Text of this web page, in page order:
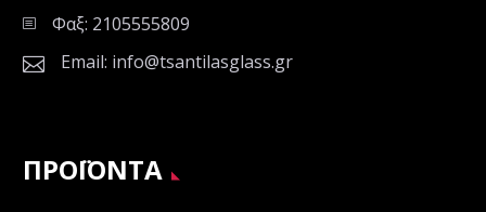
Φαξ: 2105555809
Email: info@tsantilasglass.gr
ΠΡΟΪΟΝΤΑ